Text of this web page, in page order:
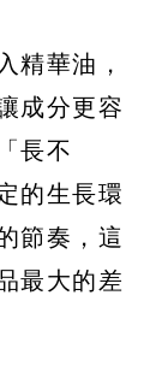
精華油，
成分更容
長不
的生長環
節奏，這
最大的差